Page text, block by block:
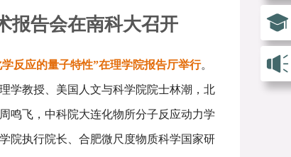
告会在南科大召开
反应的量子特性”在理学院报告厅举行。
学教授、美国人文与科学院院士林潮，北
鸣飞，中科院大连化物所分子反应动力学
院执行院长、合肥微尺度物质科学国家研